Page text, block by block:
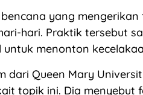
yang mengerikan
hari. Praktik tersebut
menonton
dari Queen Mary
topik ini. Dia menyebut